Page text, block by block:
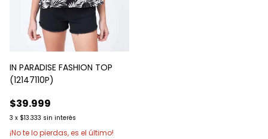
IN PARADISE FASHION TOP
(12147110P)
$39.999
3 x $13.333 sin interés
¡No te lo pierdas, es el último!